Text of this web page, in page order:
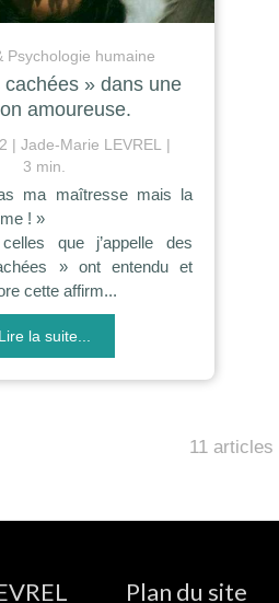
Psychologie humaine
» dans une
amoureuse.
Jade-Marie LEVREL
3 min.
ma maîtresse mais la
! »
que j’appelle des
» ont entendu et
cette affirm...
Lire la suite...
11 articles
Plan du site